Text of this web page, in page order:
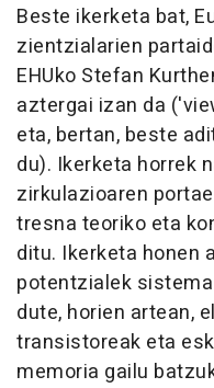
Beste ikerketa bat,
zientzialarien
EHUko Stefan
aztergai izan da
eta, bertan, beste
du). Ikerketa horrek
zirkulazioaren
tresna teoriko eta
ditu. Ikerketa honen
potentzialek
dute, horien artean,
transistoreak eta
memoria gailu